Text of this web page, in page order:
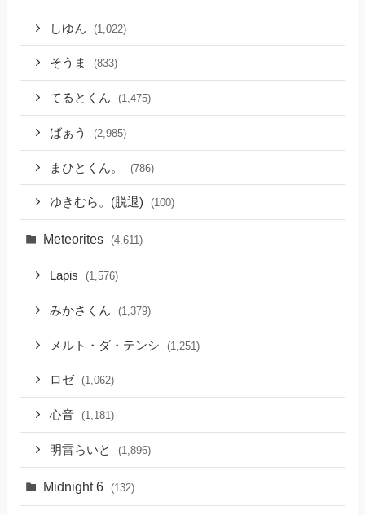
しゆん (1,022)
そうま (833)
てるとくん (1,475)
ばぁう (2,985)
まひとくん。 (786)
ゆきむら。(脱退) (100)
Meteorites (4,611)
Lapis (1,576)
みかさくん (1,379)
メルト・ダ・テンシ (1,251)
ロゼ (1,062)
心音 (1,181)
明雷らいと (1,896)
Midnight 6 (132)